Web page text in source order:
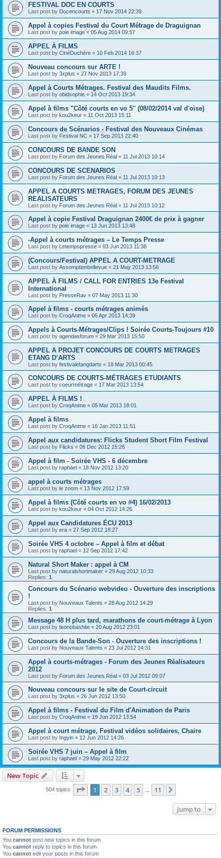
FESTIVAL DOC EN COURTS
Last post by Docencourts « 17 Nov 2014 22:39
Appel à copies Festival du Court Métrage de Draguignan
Last post by pole image « 05 Aug 2014 09:57
APPEL À FILMS
Last post by CinéDuchère « 10 Feb 2014 16:37
Nouveau concours sur ARTE !
Last post by 3xplus « 27 Nov 2013 17:39
Appel à Courts Métrages. Festival des Maudits Films.
Last post by obidsophie « 14 Oct 2013 19:34
Appel à films "Côté courts en vo 5" (08/02/2014 val d'oise)
Last post by kou2keur « 11 Oct 2013 15:11
Concours de Scénarios - Festival des Nouveaux Cinémas
Last post by Festival NC « 17 Sep 2013 22:40
CONCOURS DE BANDE SON
Last post by Forum des Jeunes Réal « 11 Jul 2013 10:14
CONCOURS DE SCENARIOS
Last post by Forum des Jeunes Réal « 11 Jul 2013 10:13
APPEL A COURTS METRAGES, FORUM DES JEUNES
REALISATEURS
Last post by Forum des Jeunes Réal « 11 Jul 2013 10:12
Appel à copie Festival Draguignan 2400€ de prix à gagner
Last post by pole image « 13 Jun 2013 13:48
-Appel à courts métrages – Le Temps Presse
Last post by Letempspresse « 03 Jun 2013 11:38
(Concours/Festival) APPEL A COURT-METRAGE
Last post by Assomptionbellevue « 21 May 2013 13:56
APPEL À FILMS / CALL FOR ENTRIES 13e Festival
International
Last post by PresseRav « 07 May 2013 11:30
Appel à films - courts métrages animés
Last post by CroqAnime « 05 Apr 2013 14:39
Appels à Courts-Métrages/Clips ! Soirée Courts-Toujours #10
Last post by agendasforum « 29 Mar 2013 15:50
APPEL A PROJET CONCOURS DE COURTS METRAGES
ETANG D’ARTS
Last post by festivaletangdarts « 18 Mar 2013 00:45
CONCOURS DE COURTS-MÉTRAGES ETUDIANTS
Last post by coeurmétrage « 17 Mar 2013 13:54
APPEL À FILMS !
Last post by CroqAnime « 05 Mar 2013 18:01
Appel à films
Last post by CroqAnime « 16 Jan 2013 11:51
Appel aux candidatures: Flicks Student Short Film Festival
Last post by Flicks « 06 Dec 2012 15:26
Appel à film - Soirée VHS - 6 décembre
Last post by raphael « 18 Nov 2012 13:20
appel à courts métrages
Last post by le zoom « 13 Nov 2012 17:59
Appel à films (Côté courts en vo #4) 16/02/2013
Last post by kou2keur « 04 Oct 2012 14:26
Appel aux Candidatures ÉCU 2013
Last post by era « 27 Sep 2012 18:27
Soirée VHS 4 octobre – Appel à film et débat
Last post by raphael « 12 Sep 2012 17:42
Natural Short Maker : appel à CM
Last post by naturalshortmaker « 29 Aug 2012 10:33
Replies: 1
Concours du Scénario webvideo - Ouverture des inscriptions
!
Last post by Nouveaux Talents « 28 Aug 2012 14:29
Replies: 1
Message 48 H plus tard, marathons de court-métrage à Lyon
Last post by teonobashite « 20 Aug 2012 23:01
Concours de la Bande-Son - Ouverture des inscriptions !
Last post by Nouveaux Talents « 23 Jul 2012 14:31
Appel à courts-métrages - Forum des Jeunes Réalisateurs
2012
Last post by Forum des Jeunes Réal « 03 Jul 2012 09:07
Nouveau concours sur le site de Court-circuit
Last post by 3xplus « 26 Jun 2012 13:50
Appel à films - Festival du Film d'Animation de Paris
Last post by CroqAnime « 19 Jun 2012 13:54
Appel à court métrage, Festival vidéos solidaires, Chaire
Last post by Ingyin « 12 Jun 2012 14:26
Soirée VHS 7 juin – Appel à film
Last post by raphael « 29 May 2012 22:22
New Topic
504 topics Page 1of 11
1 2 3 4 5 11
Jump to
FORUM PERMISSIONS
You cannot post new topics in this forum
You cannot reply to topics in this forum
You cannot edit your posts in this forum